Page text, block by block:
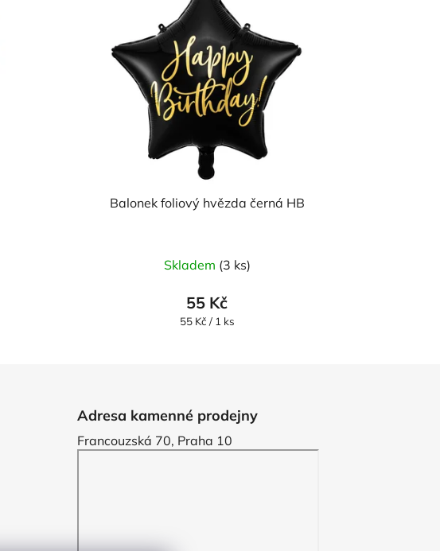
Balonek foliový hvězda černá HB
Skladem (3 ks)
55 Kč
Měrná
55 Kč / 1 ks
Adresa kamenné prodejny
Francouzská 70, Praha 10